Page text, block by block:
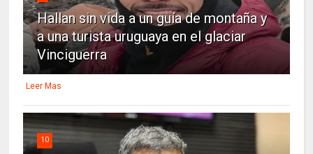
Hallan sin vida a un guía de montaña y
a una turista uruguaya en el glaciar
Vinciguerra
Leer Mas
10